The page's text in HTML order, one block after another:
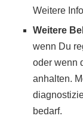
Weitere
Weitere
wenn Du
oder wenn
anhalten.
bedarf.